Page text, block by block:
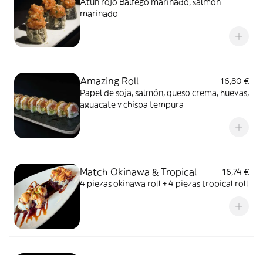
marinado
Amazing Roll
16,80 €
Papel de soja, salmón, queso crema, huevas,
aguacate y chispa tempura
Match Okinawa & Tropical
16,74 €
4 piezas okinawa roll + 4 piezas tropical roll